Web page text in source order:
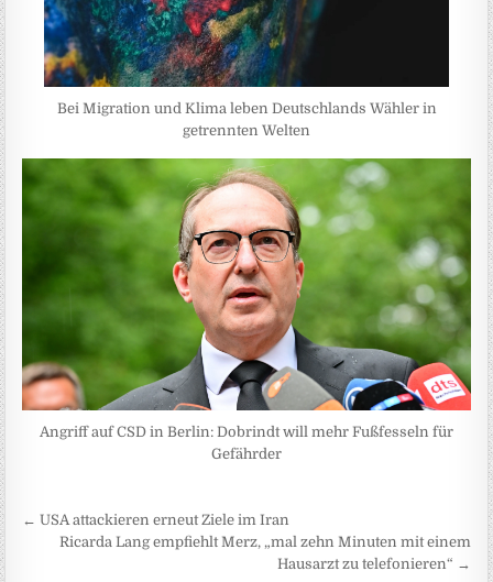
Bei Migration und Klima leben Deutschlands Wähler in
getrennten Welten
Angriff auf CSD in Berlin: Dobrindt will mehr Fußfesseln für
Gefährder
Beitragsnavigation
← USA attackieren erneut Ziele im Iran
Ricarda Lang empfiehlt Merz, „mal zehn Minuten mit einem
Hausarzt zu telefonieren“ →